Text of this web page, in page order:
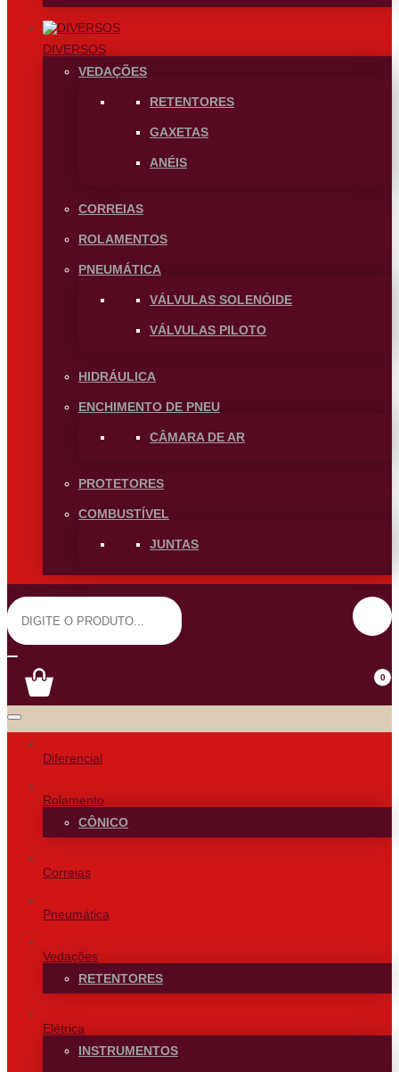
DIVERSOS
VEDAÇÕES
RETENTORES
GAXETAS
ANÉIS
CORREIAS
ROLAMENTOS
PNEUMÁTICA
VÁLVULAS SOLENÓIDE
VÁLVULAS PILOTO
HIDRÁULICA
ENCHIMENTO DE PNEU
CÂMARA DE AR
PROTETORES
COMBUSTÍVEL
JUNTAS
0
Diferencial
Rolamento
CÔNICO
Correias
Pneumática
Vedações
RETENTORES
Elétrica
INSTRUMENTOS